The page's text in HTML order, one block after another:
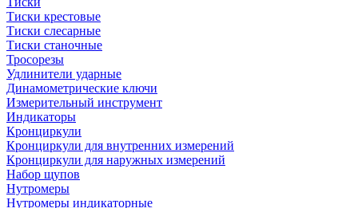
Тиски крестовые
Тиски слесарные
Тиски станочные
Тросорезы
Удлинители ударные
Динамометрические ключи
Измерительный инструмент
Индикаторы
Кронциркули
Кронциркули для внутренних измерений
Кронциркули для наружных измерений
Набор щупов
Нутромеры
Нутромеры индикаторные